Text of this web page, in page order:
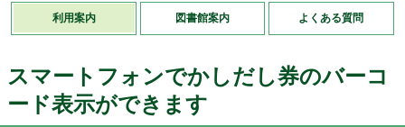
利用案内 図書館案内 よくある質問
スマートフォンでかしだし券のバーコ
ード表示ができます